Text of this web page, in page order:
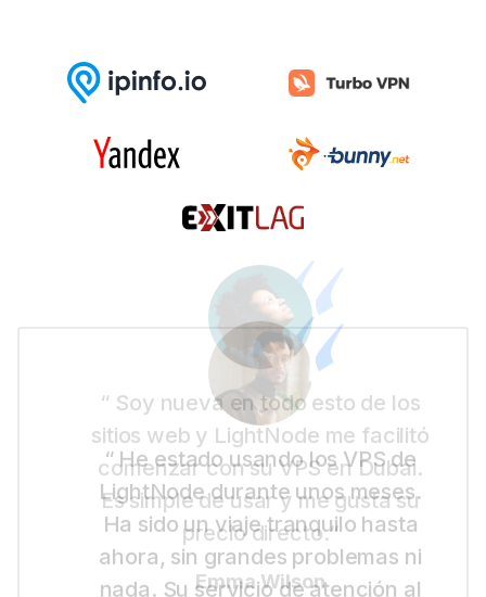
“ Soy nueva en todo esto de los
sitios web y LightNode me facilitó
comenzar con su VPS en Dubai.
Es simple de usar y me gusta su
precio directo.“